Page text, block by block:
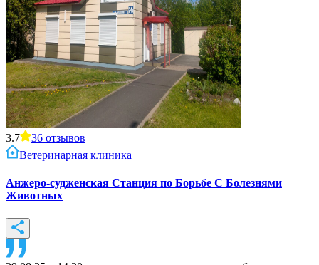
3.7 36 отзывов
Ветеринарная клиника
Анжеро-судженская Станция по Борьбе С Болезнями
Животных